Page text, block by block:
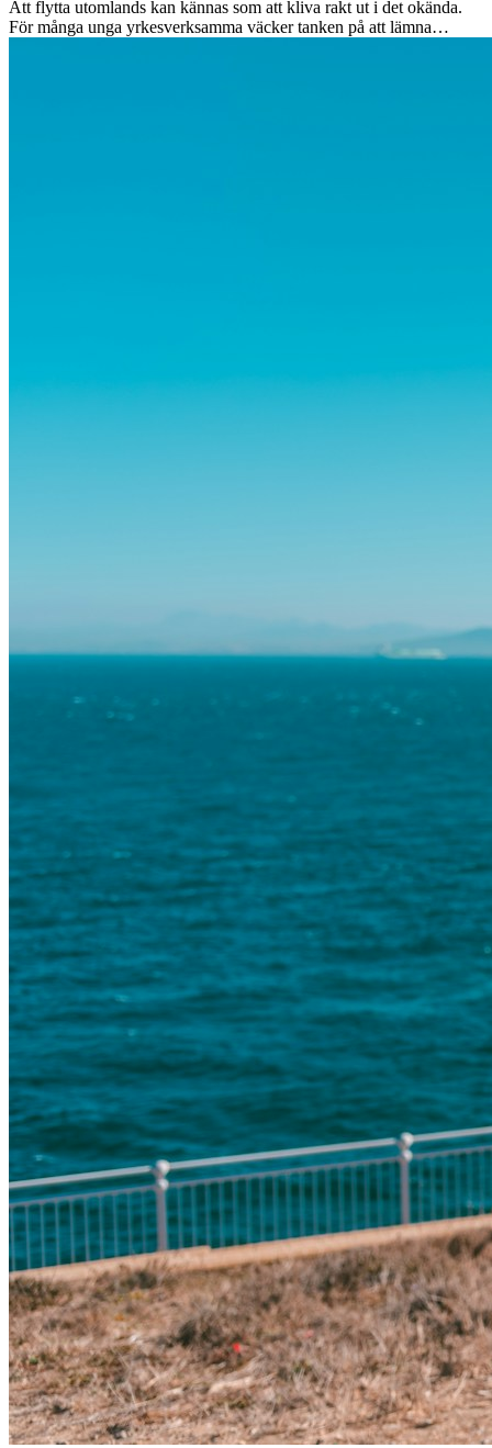
Att flytta utomlands kan kännas som att kliva rakt ut i det okända.
För många unga yrkesverksamma väcker tanken på att lämna